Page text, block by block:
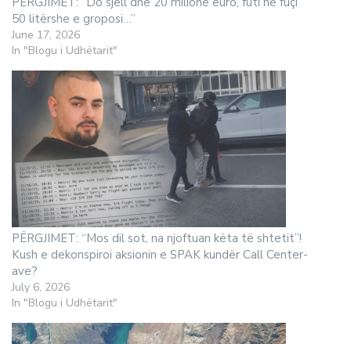
50 litërshe e groposi…”
June 17, 2026
In "Blogu i Udhëtarit"
PËRGJIMET: “Mos dil sot, na njoftuan këta të shtetit”!
Kush e dekonspiroi aksionin e SPAK kundër Call Center-
ave?
July 6, 2026
In "Blogu i Udhëtarit"